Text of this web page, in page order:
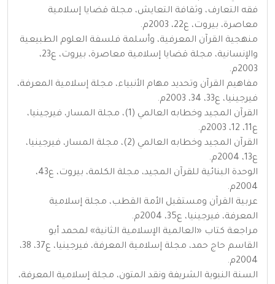
فقه التعارف، وثقافة التعايش، مجلة قضايا إسلامية
معاصرة، بيروت، ع22، 2003م.
منهجية القرآن المعرفية، وأسلمة فلسفة العلوم الطبيعية
والإنسانية، مجلة قضايا إسلامية معاصرة، بيروت، ع23،
2003م.
مفاهيم القرآن وتحديد مهام الأنبياء، مجلة إسلامية المعرفة،
فيرجينيا، ع33، 34، 2003م.
القرآن المجيد وخطابه العالمي (1)، مجلة المسار، فيرجينيا،
ع11، 12، 2003م.
القرآن المجيد وخطابه العالمي (2)، مجلة المسار، فيرجينيا،
ع13، 2004م.
الوحدة البنائية للقرآن المجيد، مجلة الكلمة، بيروت، ع43،
2004م.
عربية القرآن ومستقبل الأمة القطب، مجلة إسلامية
المعرفة، فيرجينيا، ع35، 2004م.
مراجعة كتاب «العالمية الإسلامية الثانية» لمحمد أبو
القاسم حاج حمد، مجلة إسلامية المعرفة، فيرجينيا، ع37، 38،
2004م.
السنة النبوية الشريفة ونقد المتون، مجلة إسلامية المعرفة،